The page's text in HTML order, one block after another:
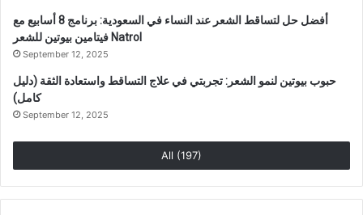
أفضل حل لتساقط الشعر عند النساء في السعودية: برنامج 8 أسابيع مع
فيتامين بيوتين للشعر Natrol
September 12, 2025
حبوب بيوتين لنمو الشعر: تجربتي في علاج التساقط واستعادة الثقة (دليل
كامل)
September 12, 2025
All (197)